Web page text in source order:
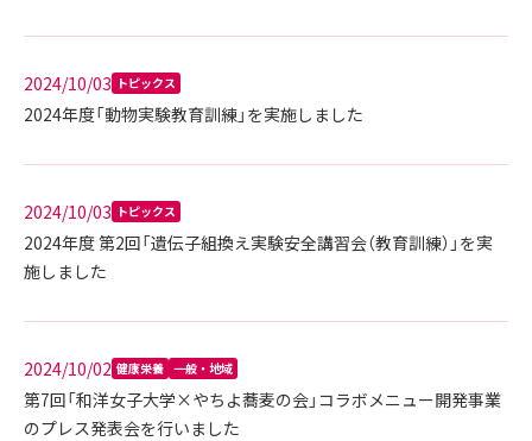
2024/10/03 トピックス
2024年度「動物実験教育訓練」を実施しました
2024/10/03 トピックス
2024年度 第2回「遺伝子組換え実験安全講習会（教育訓練）」を実
施しました
2024/10/02 健康栄養 一般・地域
第7回「和洋女子大学×やちよ蕎麦の会」コラボメニュー開発事業
のプレス発表会を行いました